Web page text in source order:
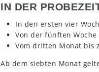
IN DER
In den ersten vier
Von der fünften
Vom dritten Monat bis
Ab dem siebten Monat